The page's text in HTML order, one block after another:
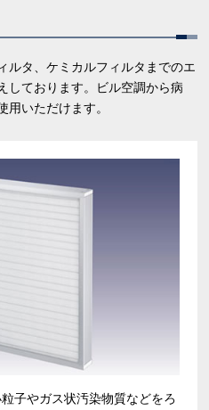
ルタ、ケミカルフィルタまでのエ
しております。ビル空調から病
用いただけます。
子やガス状汚染物質などをろ